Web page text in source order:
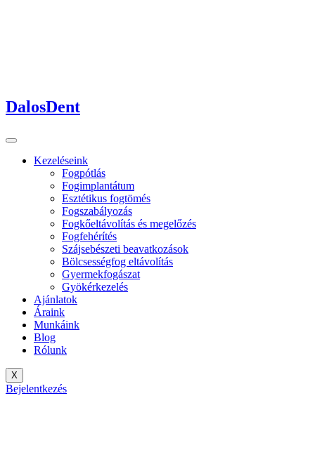
DalosDent
Kezeléseink
Fogpótlás
Fogimplantátum
Esztétikus fogtömés
Fogszabályozás
Fogkőeltávolítás és megelőzés
Fogfehérítés
Szájsebészeti beavatkozások
Bölcsességfog eltávolítás
Gyermekfogászat
Gyökérkezelés
Ajánlatok
Áraink
Munkáink
Blog
Rólunk
X
Bejelentkezés